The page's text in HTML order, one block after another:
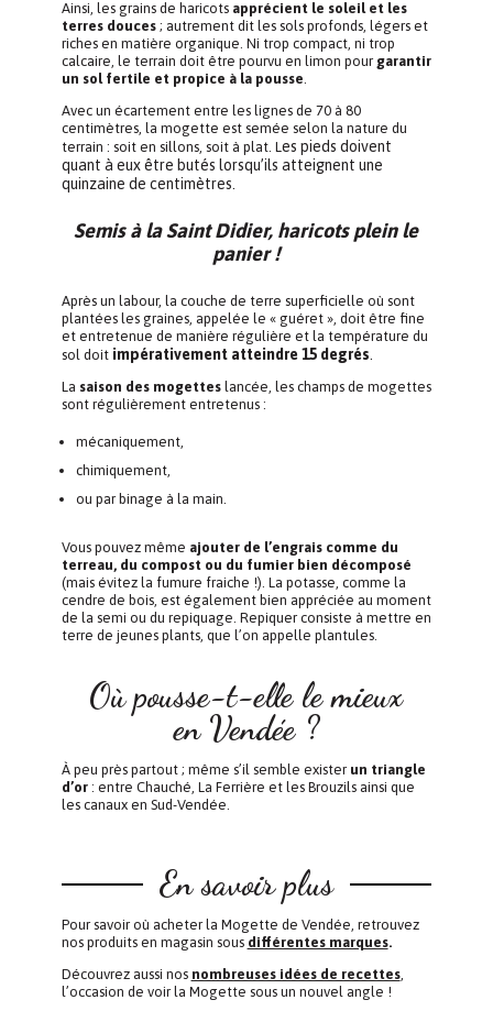
Ainsi, les grains de haricots apprécient le soleil et les
terres douces; autrement dit les sols profonds, légers et
riches en matière organique. Ni trop compact, ni trop
calcaire, le terrain doit être pourvu en limon pour garantir
un sol fertile et propice à la pousse.
Avec un écartement entre les lignes de 70 à 80
centimètres, la mogette est semée selon la nature du
terrain : soit en sillons, soit à plat. Les pieds doivent
quant à eux être butés lorsqu’ils atteignent une
quinzaine de centimètres.
Semis à la Saint Didier, haricots plein le
panier !
Après un labour, la couche de terre superficielle où sont
plantées les graines, appelée le « guéret », doit être fine
et entretenue de manière régulière et la température du
sol doit impérativement atteindre 15 degrés.
La saison des mogetteslancée, les champs de mogettes
sont régulièrement entretenus :
mécaniquement,
chimiquement,
ou par binage à la main.
Vous pouvez même ajouter de l’engrais comme du
terreau, du compost ou du fumier bien décomposé
(mais évitez la fumure fraiche !). La potasse, comme la
cendre de bois, est également bien appréciée au moment
de la semi ou du repiquage. Repiquer consiste à mettre en
terre de jeunes plants, que l’on appelle plantules.
Où pousse-t-elle le mieux
en Vendée ?
À peu près partout ; même s’il semble exister un triangle
d’or: entre Chauché, La Ferrière et les Brouzils ainsi que
les canaux en Sud-Vendée.
En savoir plus
Pour savoir où acheter la Mogette de Vendée, retrouvez
nos produits en magasin sous différentes marques.
Découvrez aussi nos nombreuses idées de recettes,
l’occasion de voir la Mogette sous un nouvel angle !